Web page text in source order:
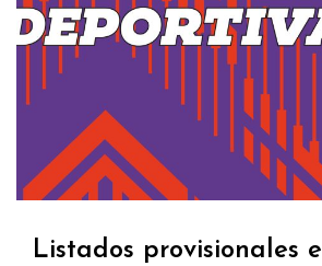
Listados provisionales e